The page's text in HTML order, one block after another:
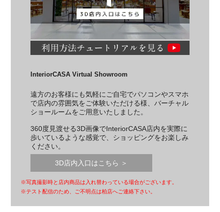
InteriorCASA Virtual Showroom
遠方のお客様にも気軽にご自宅でパソコンやスマホ
で店内の雰囲気をご体験いただける様、バーチャル
ショールームをご用意いたしました。
360度見渡せる3D画像でInteriorCASA店内を実際に
歩いているような感覚で、ショッピングをお楽しみ
ください。
3D店内入口はこちら ＞
※写真撮影時と店内商品は入れ替わっている場合がございます。
※テスト配信のため、ご不明点は柏店へご連絡下さい。